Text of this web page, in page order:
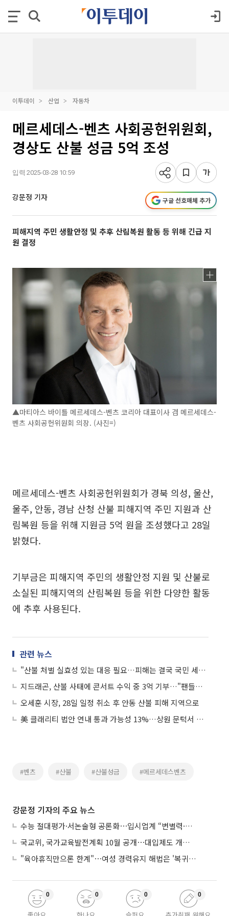
이투데이 산업 자동차
메르세데스-벤츠 사회공헌위원회,
경상도 산불 성금 5억 조성
입력 2025-03-28 10:59
강문정 기자 구글 선호매체 추가
피해지역 주민 생활안정 및 추후 산림복원 활동 등 위해 긴급 지
원 결정
▲마티아스 바이틀 메르세데스-벤츠 코리아 대표이사 겸 메르세데스-
벤츠 사회공헌위원회 의장. (사진=)
메르세데스-벤츠 사회공헌위원회가 경북 의성, 울산,
울주, 안동, 경남 산청 산불 피해지역 주민 지원과 산
림복원 등을 위해 지원금 5억 원을 조성했다고 28일
밝혔다.
기부금은 피해지역 주민의 생활안정 지원 및 산불로
소실된 피해지역의 산림복원 등을 위한 다양한 활동
에 추후 사용된다.
관련 뉴스
"산불 처벌 실효성 있는 대응 필요…피해는 결국 국민 세금으로"
지드래곤, 산불 사태에 콘서트 수익 중 3억 기부…"팬들과 함께"
오세훈 시장, 28일 일정 취소 후 안동 산불 피해 지역으로
美 클래리티 법안 연내 통과 가능성 13%…상원 문턱서 제동
#벤츠 #산불 #산불성금 #메르세데스벤츠
강문정 기자의 주요 뉴스
수능 절대평가·서논술형 공론화⋯입시업계 “변별력·사교육 대책 먼저”
국교위, 국가교육발전계획 10월 공개⋯대입제도 개편 공론화 추진
"육아휴직만으론 한계"⋯여성 경력유지 해법은 '복귀 후 유연근무’
0 0 0 0